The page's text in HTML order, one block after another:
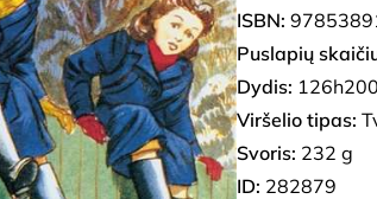
ISBN:
Puslapių
Dydis:
Viršelio tipas:
Svoris: 232 g
ID: 282879